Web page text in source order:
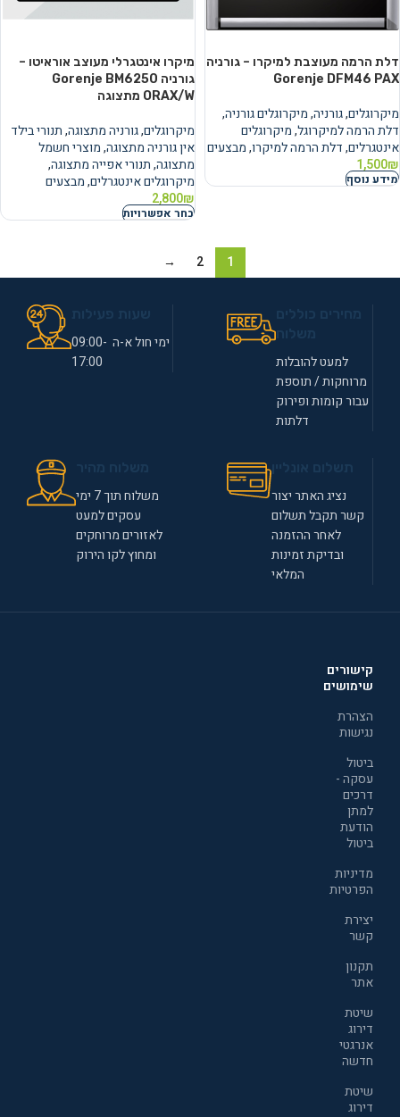
דלת הרמה מעוצבת למיקרו – גורניה
Gorenje DFM46 PAX
מיקרוגלים,גורניה,מיקרוגלים גורניה,
דלת הרמה למיקרוגל,מיקרוגלים
אינטגרלים,דלת הרמה למיקרו,מבצעים
1,500₪
מידע נוסף
מיקרו אינטגרלי מעוצב אוראיטו –
גורניה Gorenje BM6250
ORAX/W מתצוגה
מיקרוגלים,גורניה מתצוגה,תנורי בילד
אין גורניה מתצוגה,מוצרי חשמל
מתצוגה,תנורי אפייה מתצוגה,
מיקרוגלים אינטגרלים,מבצעים
2,800₪
בחר אפשרויות
1
2
→
למעט להובלות
מרוחקות / תוספת
עבור קומות ופירוק
דלתות
ימי חול א-ה 09:00-
17:00
נציג האתר יצור
קשר תקבל תשלום
לאחר ההזמנה
ובדיקת זמינות
המלאי
משלוח תוך 7 ימי
עסקים למעט
לאזורים מרוחקים
ומחוץ לקו הירוק
קישורים
שימושים
הצהרת
נגישות
ביטול
עסקה -
דרכים
למתן
הודעת
ביטול
מדיניות
הפרטיות
יצירת
קשר
תקנון
אתר
שיטת
דירוג
אנרגטי
חדשה
שיטת
דירוג